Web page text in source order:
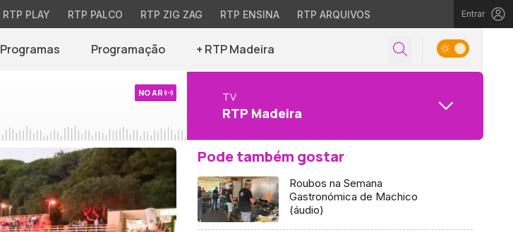
RTP PLAY RTP PALCO RTP ZIG ZAG RTP ENSINA RTP ARQUIVOS Entrar
Programas Programação + RTP Madeira
NO AR TV
RTP Madeira
Pode também gostar
Roubos na Semana
Gastronómica de Machico
(áudio)